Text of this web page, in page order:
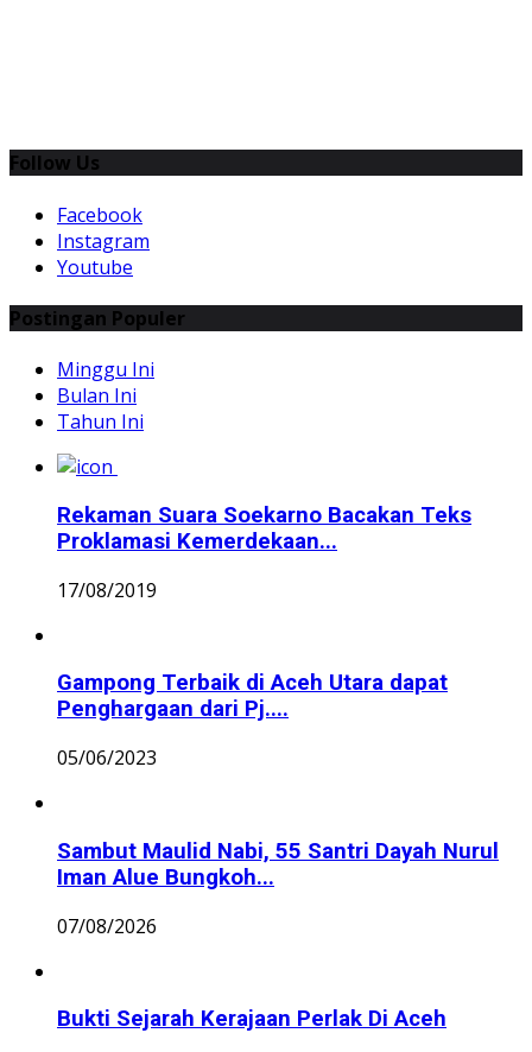
Follow Us
Facebook
Instagram
Youtube
Postingan Populer
Minggu Ini
Bulan Ini
Tahun Ini
Rekaman Suara Soekarno Bacakan Teks
Proklamasi Kemerdekaan...
17/08/2019
Gampong Terbaik di Aceh Utara dapat
Penghargaan dari Pj....
05/06/2023
Sambut Maulid Nabi, 55 Santri Dayah Nurul
Iman Alue Bungkoh...
07/08/2026
Bukti Sejarah Kerajaan Perlak Di Aceh